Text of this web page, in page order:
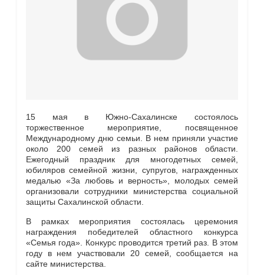
15 мая в Южно-Сахалинске состоялось
торжественное мероприятие, посвященное
Международному дню семьи. В нем приняли участие
около 200 семей из разных районов области.
Ежегодный праздник для многодетных семей,
юбиляров семейной жизни, супругов, награжденных
медалью «За любовь и верность», молодых семей
организовали сотрудники министерства социальной
защиты Сахалинской области.
В рамках мероприятия состоялась церемония
награждения победителей областного конкурса
«Семья года». Конкурс проводится третий раз. В этом
году в нем участвовали 20 семей, сообщается на
сайте министерства.